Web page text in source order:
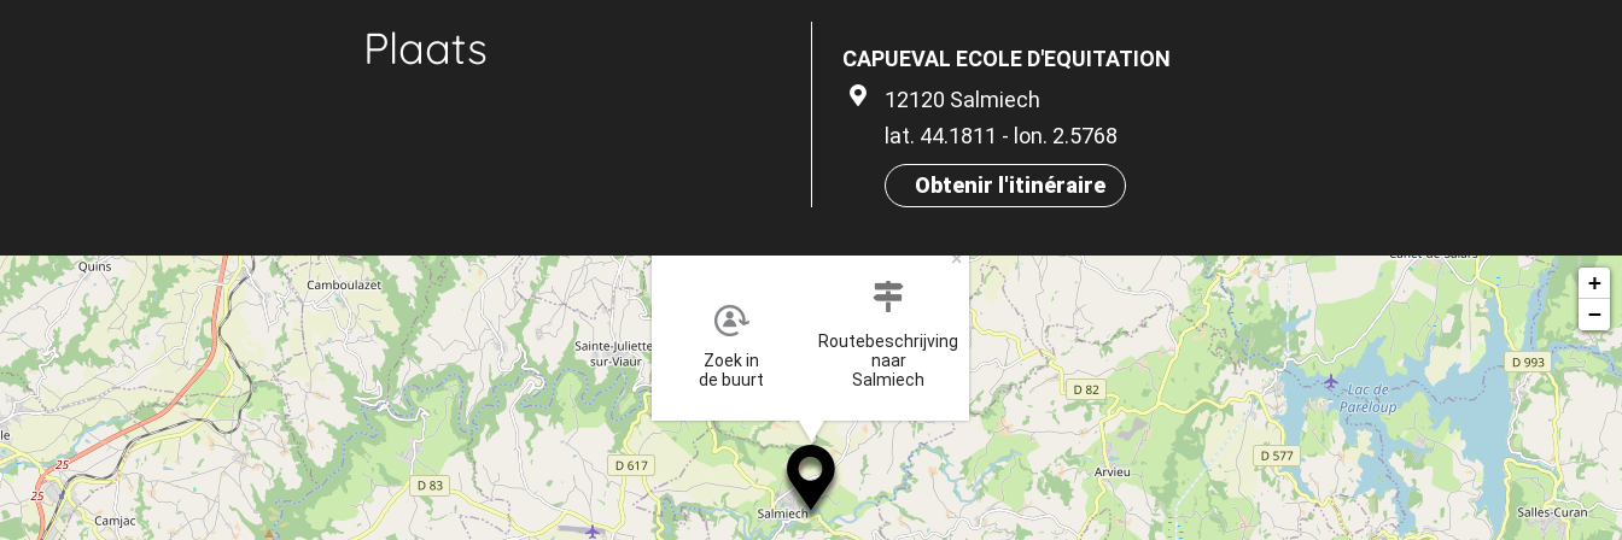
Plaats
CAPUEVAL ECOLE D'EQUITATION
12120 Salmiech
lat. 44.1811 - lon. 2.5768
Obtenir l'itinéraire
Zoek in
de buurt
Routebeschrijving
naar
Salmiech
×
+
−